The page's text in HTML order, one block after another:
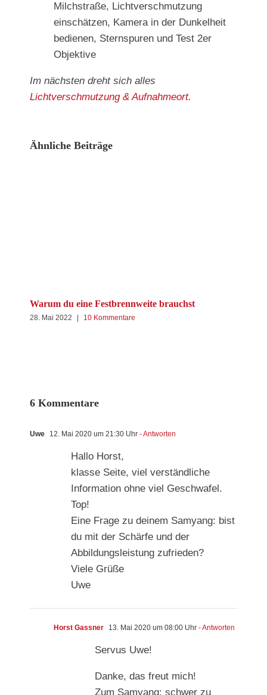
Milchstraße, Lichtverschmutzung
einschätzen, Kamera in der Dunkelheit
bedienen, Sternspuren und Test 2er
Objektive
Im nächsten dreht sich alles
Lichtverschmutzung & Aufnahmeort.
Ähnliche Beiträge
Warum du eine Festbrennweite brauchst
28. Mai 2022 10 Kommentare
6 Kommentare
Uwe 12. Mai 2020 um 21:30 Uhr - Antworten
Hallo Horst,
klasse Seite, viel verständliche
Information ohne viel Geschwafel.
Top!
Eine Frage zu deinem Samyang: bist
du mit der Schärfe und der
Abbildungsleistung zufrieden?
Viele Grüße
Uwe
Horst Gassner 13. Mai 2020 um 08:00 Uhr - Antworten
Servus Uwe!
Danke, das freut mich!
Zum Samyang: schwer zu